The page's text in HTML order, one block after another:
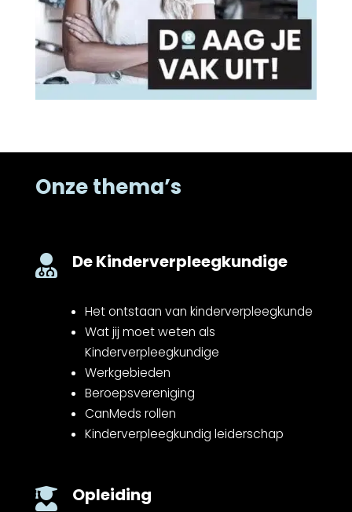
Onze thema’s
 De Kinderverpleegkundige
Het ontstaan van kinderverpleegkunde
Wat jij moet weten als
Kinderverpleegkundige
Werkgebieden
Beroepsvereniging
CanMeds rollen
Kinderverpleegkundig leiderschap
 Opleiding